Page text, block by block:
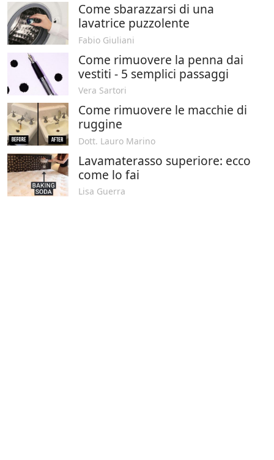
Come sbarazzarsi di una
lavatrice puzzolente
Fabio Giuliani
Come rimuovere la penna dai
vestiti - 5 semplici passaggi
Vera Sartori
Come rimuovere le macchie di
ruggine
Dott. Lauro Marino
Lavamaterasso superiore: ecco
come lo fai
Lisa Guerra